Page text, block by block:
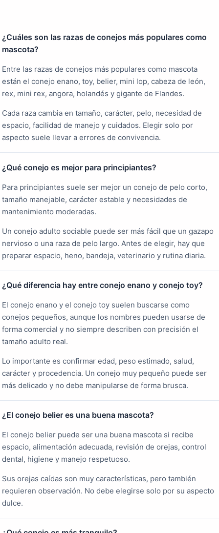
¿Cuáles son las razas de conejos más populares como
mascota?
Entre las razas de conejos más populares como mascota
están el conejo enano, toy, belier, mini lop, cabeza de león,
rex, mini rex, angora, holandés y gigante de Flandes.
Cada raza cambia en tamaño, carácter, pelo, necesidad de
espacio, facilidad de manejo y cuidados. Elegir solo por
aspecto suele llevar a errores de convivencia.
¿Qué conejo es mejor para principiantes?
Para principiantes suele ser mejor un conejo de pelo corto,
tamaño manejable, carácter estable y necesidades de
mantenimiento moderadas.
Un conejo adulto sociable puede ser más fácil que un gazapo
nervioso o una raza de pelo largo. Antes de elegir, hay que
preparar espacio, heno, bandeja, veterinario y rutina diaria.
¿Qué diferencia hay entre conejo enano y conejo toy?
El conejo enano y el conejo toy suelen buscarse como
conejos pequeños, aunque los nombres pueden usarse de
forma comercial y no siempre describen con precisión el
tamaño adulto real.
Lo importante es confirmar edad, peso estimado, salud,
carácter y procedencia. Un conejo muy pequeño puede ser
más delicado y no debe manipularse de forma brusca.
¿El conejo belier es una buena mascota?
El conejo belier puede ser una buena mascota si recibe
espacio, alimentación adecuada, revisión de orejas, control
dental, higiene y manejo respetuoso.
Sus orejas caídas son muy características, pero también
requieren observación. No debe elegirse solo por su aspecto
dulce.